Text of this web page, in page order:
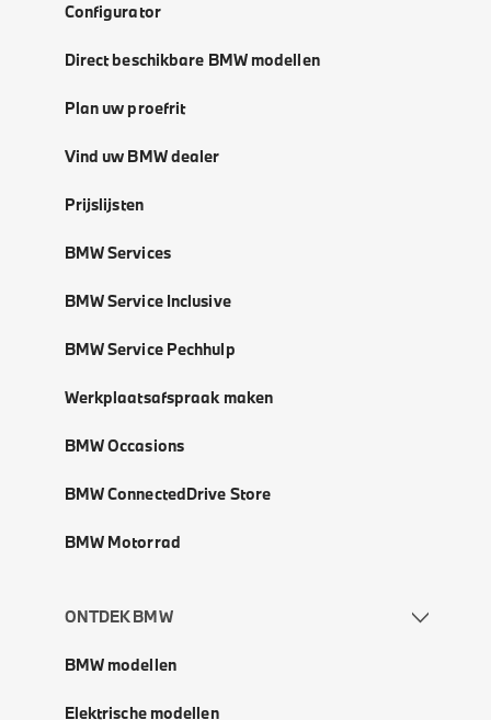
Configurator
Direct beschikbare BMW modellen
Plan uw proefrit
Vind uw BMW dealer
Prijslijsten
BMW Services
BMW Service Inclusive
BMW Service Pechhulp
Werkplaatsafspraak maken
BMW Occasions
BMW ConnectedDrive Store
BMW Motorrad
ONTDEK BMW
BMW modellen
Elektrische modellen